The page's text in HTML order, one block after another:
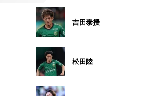
吉田泰授
松田陸